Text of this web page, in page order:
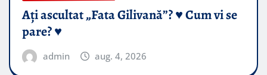
Ați ascultat „Fata Gilivană”? ♥️ Cum vi se
pare? ♥️
admin aug. 4, 2026